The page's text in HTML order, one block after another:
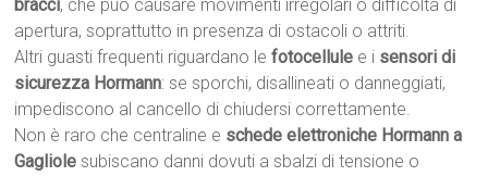
bracci, che può causare movimenti irregolari o difficoltà di
apertura, soprattutto in presenza di ostacoli o attriti.
Altri guasti frequenti riguardano lefotocellule e i sensori di
sicurezza Hormann: se sporchi, disallineati o danneggiati,
impediscono al cancello di chiudersi correttamente.
Non è raro che centraline e schede elettroniche Hormann a
Gagliole subiscano danni dovuti a sbalzi di tensione o